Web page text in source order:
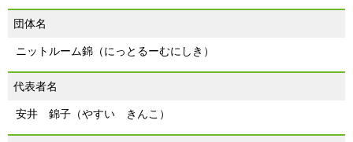
団体名
ニットルーム錦（にっとるーむにしき）
代表者名
安井 錦子（やすい きんこ）